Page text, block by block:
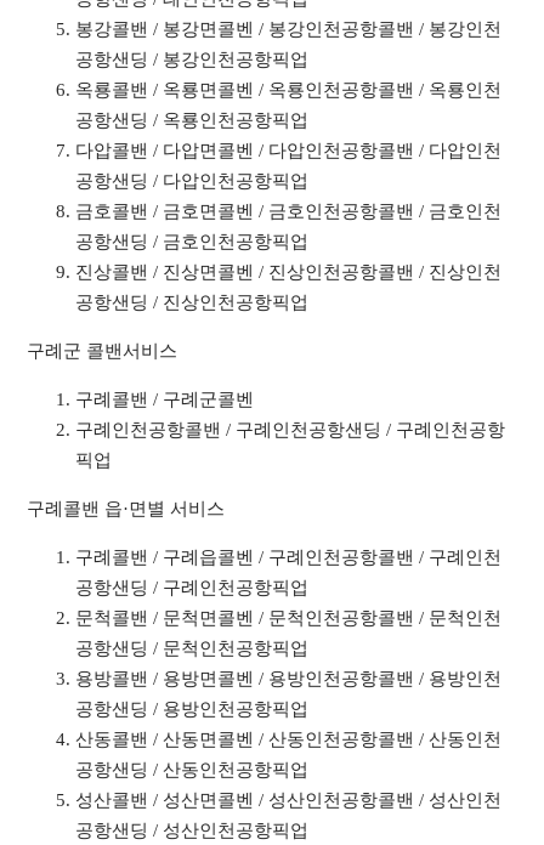
봉강콜밴 / 봉강면콜벤 / 봉강인천공항콜밴 / 봉강인천
공항샌딩 / 봉강인천공항픽업
옥룡콜밴 / 옥룡면콜벤 / 옥룡인천공항콜밴 / 옥룡인천
공항샌딩 / 옥룡인천공항픽업
다압콜밴 / 다압면콜벤 / 다압인천공항콜밴 / 다압인천
공항샌딩 / 다압인천공항픽업
금호콜밴 / 금호면콜벤 / 금호인천공항콜밴 / 금호인천
공항샌딩 / 금호인천공항픽업
진상콜밴 / 진상면콜벤 / 진상인천공항콜밴 / 진상인천
공항샌딩 / 진상인천공항픽업
구례군 콜밴서비스
구례콜밴 / 구례군콜벤
구례인천공항콜밴 / 구례인천공항샌딩 / 구례인천공항
픽업
구례콜밴 읍·면별 서비스
구례콜밴 / 구례읍콜벤 / 구례인천공항콜밴 / 구례인천
공항샌딩 / 구례인천공항픽업
문척콜밴 / 문척면콜벤 / 문척인천공항콜밴 / 문척인천
공항샌딩 / 문척인천공항픽업
용방콜밴 / 용방면콜벤 / 용방인천공항콜밴 / 용방인천
공항샌딩 / 용방인천공항픽업
산동콜밴 / 산동면콜벤 / 산동인천공항콜밴 / 산동인천
공항샌딩 / 산동인천공항픽업
성산콜밴 / 성산면콜벤 / 성산인천공항콜밴 / 성산인천
공항샌딩 / 성산인천공항픽업